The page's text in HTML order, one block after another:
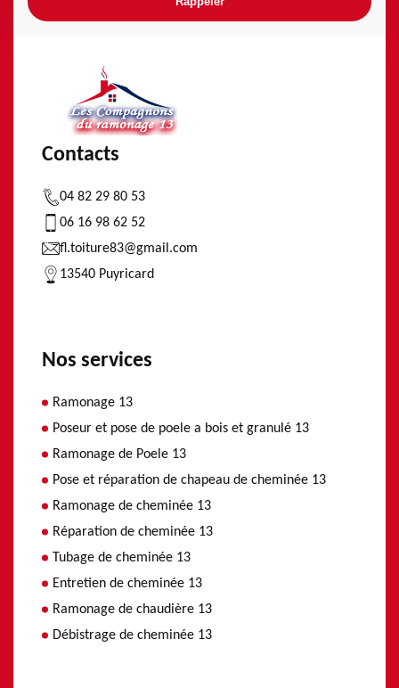
Contacts
04 82 29 80 53
06 16 98 62 52
fl.toiture83@gmail.com
13540 Puyricard
Nos services
Ramonage 13
Poseur et pose de poele a bois et granulé 13
Ramonage de Poele 13
Pose et réparation de chapeau de cheminée 13
Ramonage de cheminée 13
Réparation de cheminée 13
Tubage de cheminée 13
Entretien de cheminée 13
Ramonage de chaudière 13
Débistrage de cheminée 13